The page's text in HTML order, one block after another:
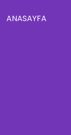
ANASAYFA